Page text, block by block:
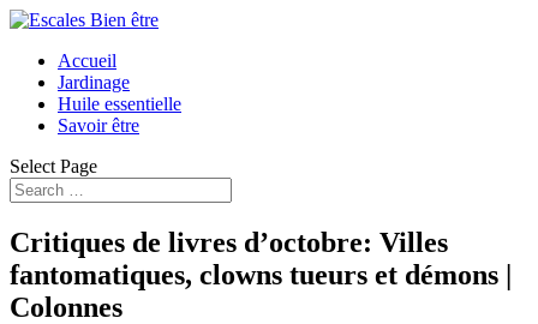
Accueil
Jardinage
Huile essentielle
Savoir être
Select Page
Critiques de livres d’octobre: ​​Villes
fantomatiques, clowns tueurs et démons |
Colonnes